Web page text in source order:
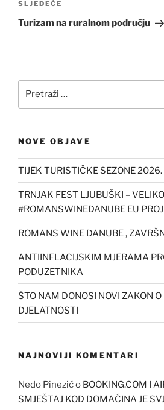
Sljedeća
objava
SLJEDEĆE
Turizam na ruralnom području
NOVE OBJAVE
TIJEK TURISTIČKE SEZONE
TRNJAK FEST LJUBUŠKI –
#ROMANSWINEDANUBE EU
ROMANS WINE DANUBE ,
ANTIINFLACIJSKIM MJERAMA
PODUZETNIKA
ŠTO NAM DONOSI NOVI ZAKON
DJELATNOSTI
NAJNOVIJI KOMENTARI
Nedo Pinezićo BOOKING.COM I
SMJEŠTAJ KOD DOMAĆINA JE